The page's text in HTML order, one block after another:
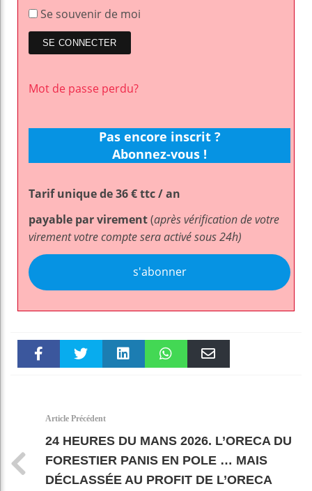
Se souvenir de moi
Mot de passe perdu?
Pas encore inscrit ?
Abonnez-vous !
Tarif unique de 36 € ttc / an
payable par virement(après vérification de votre
virement votre compte sera activé sous 24h)
s'abonner
Article Précédent
24 HEURES DU MANS 2026. L’ORECA DU
FORESTIER PANIS EN POLE … MAIS
DÉCLASSÉE AU PROFIT DE L’ORECA